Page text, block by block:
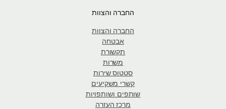
החברה והצוות
החברה והצוות
אבטחה
תקשורת
משרות
סטטוס שירות
קשרי משקיעים
שותפים ושותפויות
מרכז העזרה